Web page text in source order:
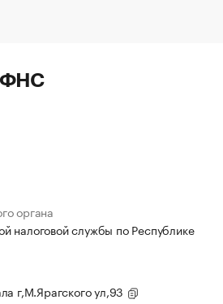
ФНС
органа
налоговой службы по Республике
г,М.Ярагского ул,93